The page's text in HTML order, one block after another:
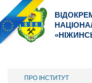
ПРО ІНСТИТУТ